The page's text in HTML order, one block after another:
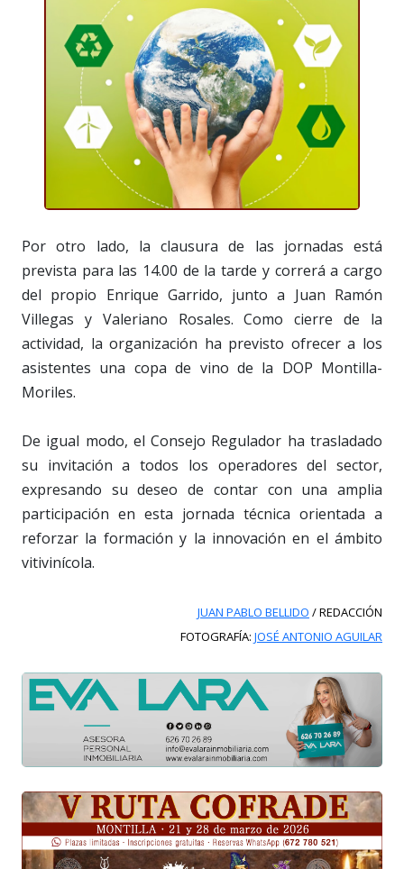
Por otro lado, la clausura de las jornadas está
prevista para las 14.00 de la tarde y correrá a cargo
del propio Enrique Garrido, junto a Juan Ramón
Villegas y Valeriano Rosales. Como cierre de la
actividad, la organización ha previsto ofrecer a los
asistentes una copa de vino de la DOP Montilla-
Moriles.
De igual modo, el Consejo Regulador ha trasladado
su invitación a todos los operadores del sector,
expresando su deseo de contar con una amplia
participación en esta jornada técnica orientada a
reforzar la formación y la innovación en el ámbito
vitivinícola.
JUAN PABLO BELLIDO / REDACCIÓN
FOTOGRAFÍA: JOSÉ ANTONIO AGUILAR